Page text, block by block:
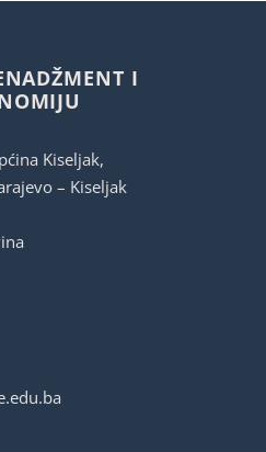
I
Kiseljak,
– Kiseljak